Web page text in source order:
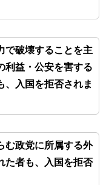
で破壊することを主
利益・公安を害する
、入国を拒否されま
む政党に所属する外
た者も、入国を拒否